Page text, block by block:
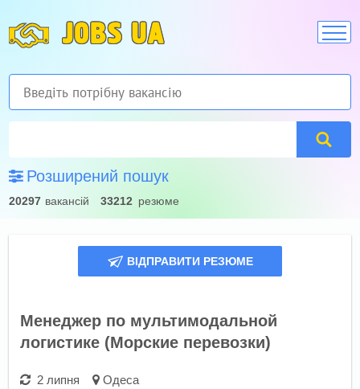
JOBS UA
Розширений пошук
20297 вакансій 33212 резюме
ВІДПРАВИТИ РЕЗЮМЕ
Менеджер по мультимодальной
логистике (Морские перевозки)
2 липня Одеса